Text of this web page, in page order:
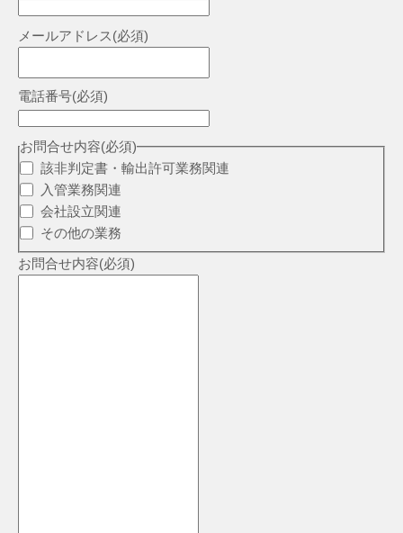
メールアドレス(必須)
電話番号(必須)
お問合せ内容(必須)
該非判定書・輸出許可業務関連
入管業務関連
会社設立関連
その他の業務
お問合せ内容(必須)